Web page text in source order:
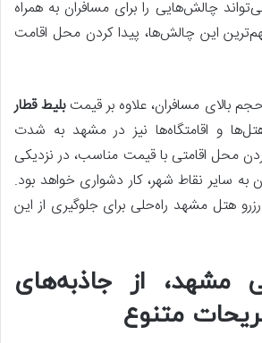
چالش‌هایی را برای مسافران به همراه
این چالش‌ها، پیدا کردن محل اقامت
بالای مسافران، علاوه بر قیمتبلیط قطار
و اقامتگاه‌ها نیز در مشهد به شدت
محل اقامتی با قیمت مناسب، در نزدیکی
سایر نقاط شهر، کار دشواری خواهد بود.
هتل مشهد راه‌حلی برای جلوگیری از این
مشهد، از جاذبه‌های
متنوع